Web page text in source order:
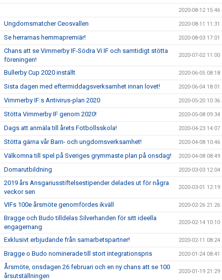
2020-08-12 15:46
Ungdomsmatcher Ceosvallen 2020-08-11 11:31
Se herrarnas hemmapremiär! 2020-08-03 17:01
Chans att se Vimmerby IF-Södra Vi IF och samtidigt stötta
föreningen!
2020-07-02 11:00
Bullerby Cup 2020 inställt 2020-06-05 08:18
Sista dagen med eftermiddagsverksamhet innan lovet! 2020-06-04 18:01
Vimmerby IF:s Antivirus-plan 2020 2020-05-20 10:36
Stötta Vimmerby IF genom 2020! 2020-05-08 09:34
Dags att anmäla till årets Fotbollsskola! 2020-04-23 14:07
Stötta gärna vår Barn- och ungdomsverksamhet! 2020-04-08 10:46
Välkomna till spel på Sveriges grymmaste plan på onsdag! 2020-04-08 08:49
Domarutbildning 2020-03-03 12:04
2019 års Ansgariusstiftelsestipender delades ut för några
veckor sen
2020-03-01 12:19
VIFs 100e årsmöte genomfördes ikväll 2020-02-26 21:26
Bragge och Budo tilldelas Silverhanden för sitt ideella
engagemang
2020-02-14 10:10
Exklusivt erbjudande från samarbetspartner! 2020-02-11 08:24
Bragge o Budo nominerade till stort integrationspris 2020-01-24 08:41
Årsmöte, onsdagen 26 februari och en ny chans att se 100
årsutställningen
2020-01-19 21:29